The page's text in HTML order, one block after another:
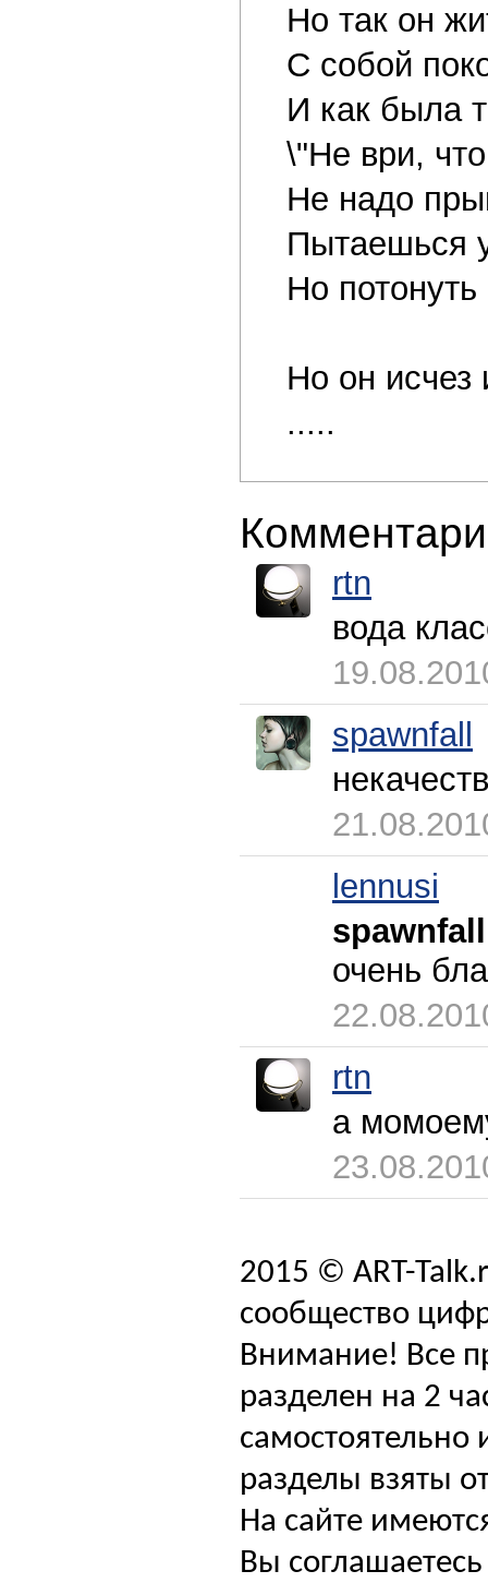
Но так он
С собой
И как была
\"Не ври,
Не надо
Пытаешься
Но
Но он исчез
.....
rtn
вода
spawnfall
lennusi
spawnfall
очень
rtn
а
2015 © ART-
сообщество
Внимание! Все
разделен на 2
самостоятельно
разделы взяты
На сайте
Вы